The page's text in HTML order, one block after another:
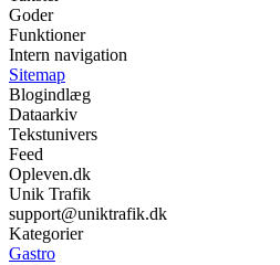
Goder
Funktioner
Intern navigation
Sitemap
Blogindlæg
Dataarkiv
Tekstunivers
Feed
Opleven.dk
Unik Trafik
support@uniktrafik.dk
Kategorier
Gastro